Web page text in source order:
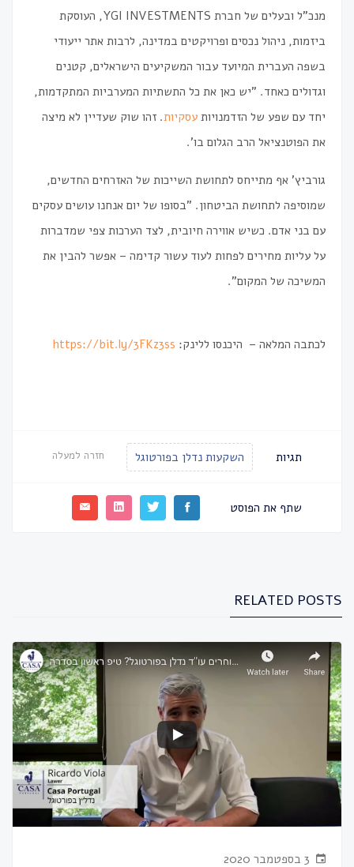
מנכ"ל ובעלים של חברת YGI INVESTMENTS, העוסקת
ביזמות, ניהול נכסים ופרויקטים במדינה, לרבות אתר ייעודי
בשפה העברית המיועד עבור המשקיעים הישראלים, קטנים
וגדולים כאחד. "יש כאן את כל התשתיות המערביות המתקדמות,
יחד עם שפע של הזדמנויות עסקיות. זהו שוק שעדיין לא מיצה
את הפוטנציאל הרב הגלום בו'.
גורביץ' אף מתייחס לתחושת השייכות של האזרחים החדשים,
שמוסיפה לתחושת הביטחון. "בסופו של יום אנחנו עושים עסקים
עם בני אדם. כשיש אווירה חיובית, לצד הערכות צפי שמדברות
על עליות מחירים לפחות לעוד עשור קדימה – אפשר להבין את
המשיכה של המקום".
לכתבה המלאה – היכנסו ללינק: https://bit.ly/3FKz3ss
תגיות השקעות נדלן בפורטוגל חזרה למעלה
שתף את הפוסט
RELATED POSTS